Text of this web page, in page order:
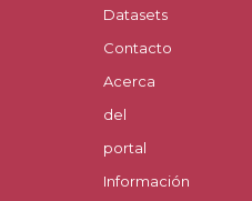
Datasets
Contacto
Acerca
del
portal
Información